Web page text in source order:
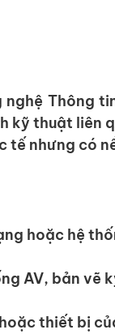
nghệ Thông
kỹ thuật liên
tế nhưng có
hoặc hệ
AV, bản vẽ
thiết bị